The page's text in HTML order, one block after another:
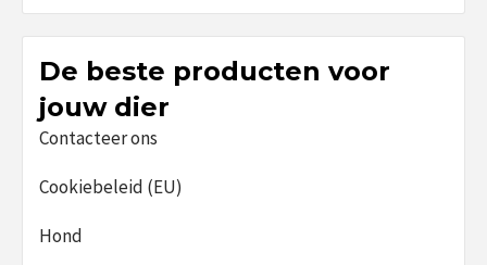
De beste producten voor
jouw dier
Contacteer ons
Cookiebeleid (EU)
Hond